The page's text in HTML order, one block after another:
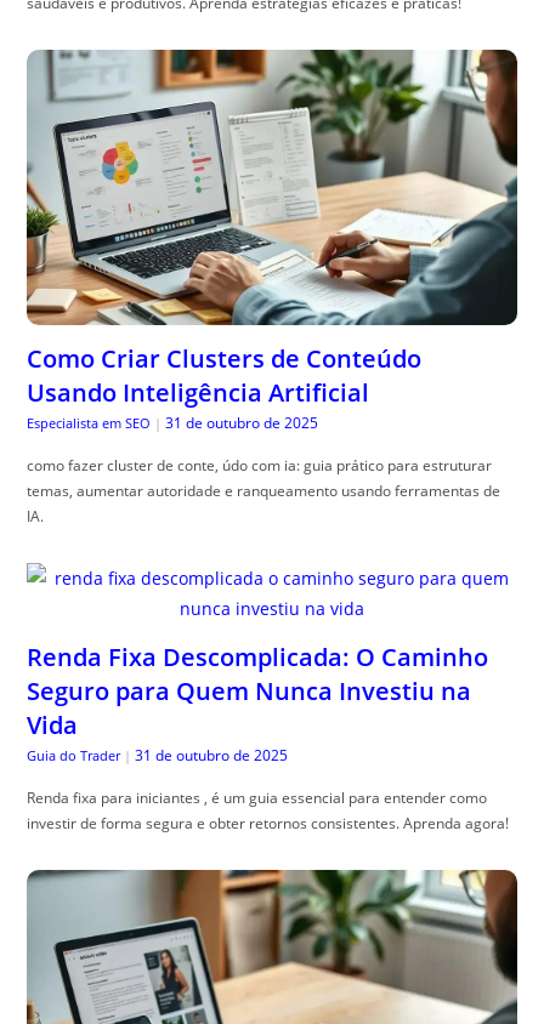
Como Criar Clusters de Conteúdo
Usando Inteligência Artificial
Especialista em SEO | 31 de outubro de 2025
como fazer cluster de conte, údo com ia: guia prático para estruturar
temas, aumentar autoridade e ranqueamento usando ferramentas de
IA.
Renda Fixa Descomplicada: O Caminho
Seguro para Quem Nunca Investiu na
Vida
Guia do Trader | 31 de outubro de 2025
Renda fixa para iniciantes , é um guia essencial para entender como
investir de forma segura e obter retornos consistentes. Aprenda agora!